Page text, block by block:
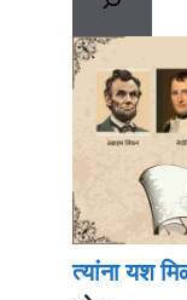
त्यांना यश